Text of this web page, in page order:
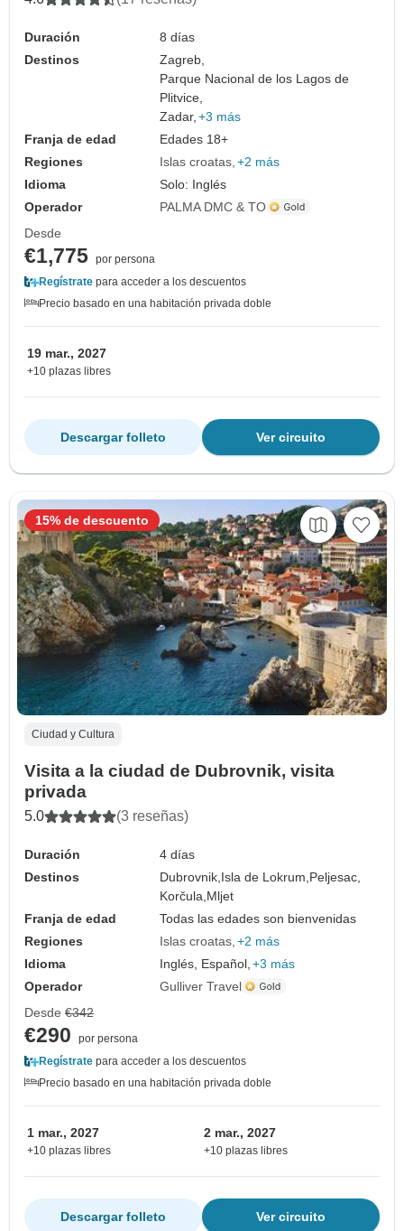
Duración
8 días
Destinos
Zagreb,
Parque Nacional de los Lagos de
Plitvice,
Zadar, +3 más
Franja de edad
Edades 18+
Regiones
Islas croatas +2 más
Idioma
Solo: Inglés
Operador
PALMA DMC & TO
Desde
€1,775 por persona
Regístrate para acceder a los descuentos
Precio basado en una habitación privada doble
19 mar., 2027
+10 plazas libres
Ver circuito
Descargar folleto
Ciudad y Cultura
Visita a la ciudad de Dubrovnik, visita
privada
5.0 (3 reseñas)
Duración
4 días
Destinos
Dubrovnik, Isla de Lokrum, Peljesac,
Korčula, Mljet
Franja de edad
Todas las edades son bienvenidas
Regiones
Islas croatas +2 más
Idioma
Inglés, Español, +3 más
Operador
Gulliver Travel
15% de descuento
Desde €342
€290
por persona
Regístrate para acceder a los descuentos
Precio basado en una habitación privada doble
1 mar., 2027
+10 plazas libres
2 mar., 2027
+10 plazas libres
Ver circuito
Descargar folleto